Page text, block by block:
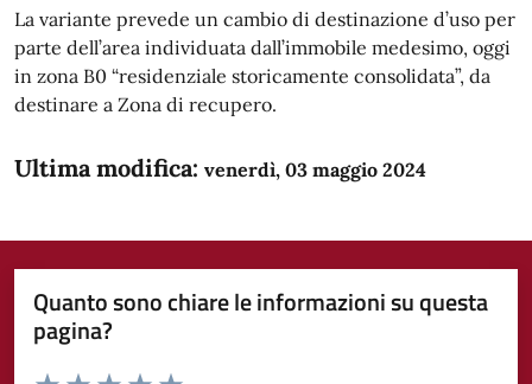
La variante prevede un cambio di destinazione d’uso per
parte dell’area individuata dall’immobile medesimo, oggi
in zona B0 “residenziale storicamente consolidata”, da
destinare a Zona di recupero.
Ultima modifica: venerdì, 03 maggio 2024
Quanto sono chiare le informazioni su questa
pagina?
Valuta da 1 a 5 stelle la pagina